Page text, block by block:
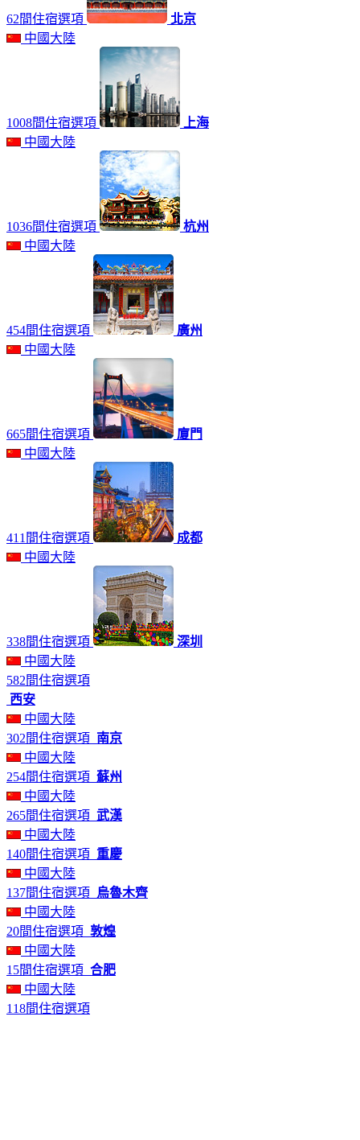
62間住宿選項
北京
中國大陸
1008間住宿選項
上海
中國大陸
1036間住宿選項
杭州
中國大陸
454間住宿選項
廣州
中國大陸
665間住宿選項
廈門
中國大陸
411間住宿選項
成都
中國大陸
338間住宿選項
深圳
中國大陸
582間住宿選項
西安
中國大陸
302間住宿選項 南京
中國大陸
254間住宿選項 蘇州
中國大陸
265間住宿選項 武漢
中國大陸
140間住宿選項 重慶
中國大陸
137間住宿選項
烏魯木齊
中國大陸
20間住宿選項 敦煌
中國大陸
15間住宿選項 合肥
中國大陸
118間住宿選項